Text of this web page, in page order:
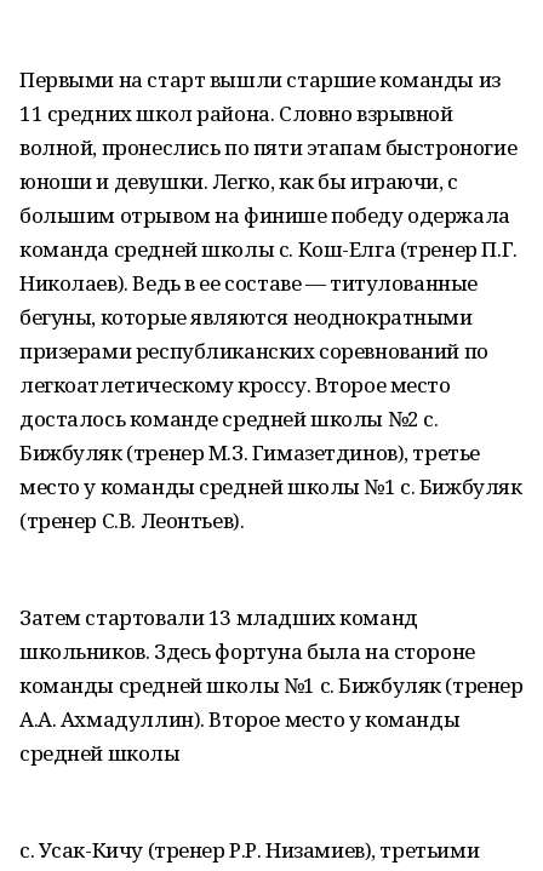
Первыми на старт вышли старшие команды из
11 средних школ района. Словно взрывной
волной, пронеслись по пяти этапам быстроногие
юноши и девушки. Легко, как бы играючи, с
большим отрывом на финише победу одержала
команда средней школы с. Кош-Елга (тренер П.Г.
Николаев). Ведь в ее составе — титулованные
бегуны, которые являются неоднократными
призерами республиканских соревнований по
легкоатлетическому кроссу. Второе место
досталось команде средней школы №2 с.
Бижбуляк (тренер М.З. Гимазетдинов), третье
место у команды средней школы №1 с. Бижбуляк
(тренер С.В. Леонтьев).
Затем стартовали 13 младших команд
школьников. Здесь фортуна была на стороне
команды средней школы №1 с. Бижбуляк (тренер
А.А. Ахмадуллин). Второе место у команды
средней школы
с. Усак-Кичу (тренер Р.Р. Низамиев), третьими